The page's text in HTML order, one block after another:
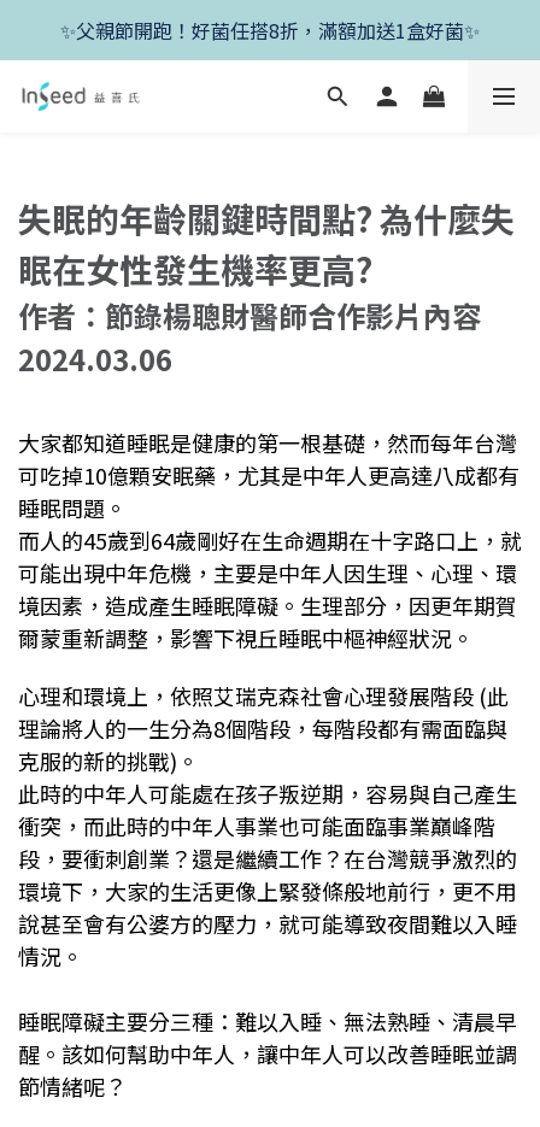
✨新朋友首單現折400+送1盒益生菌，滿額再享免運✨
✨父親節開跑！好菌任搭8折，滿額加送1盒好菌✨
✨新朋友首單現折400+送1盒益生菌，滿額再享免運✨
失眠的年齡關鍵時間點? 為什麼失
眠在女性發生機率更高?
作者：節錄楊聰財醫師合作影片內容
2024.03.06
大家都知道睡眠是健康的第一根基礎，然而每年台灣
可吃掉10億顆安眠藥，尤其是中年人更高達八成都有
睡眠問題。
而人的45歲到64歲剛好在生命週期在十字路口上，就
可能出現中年危機，主要是中年人因生理、心理、環
境因素，造成產生睡眠障礙。 生理部分，因更年期賀
爾蒙重新調整，影響下視丘睡眠中樞神經狀況。
心理和環境上，依照艾瑞克森社會心理發展階段 (此
理論將人的一生分為8個階段，每階段都有需面臨與
克服的新的挑戰)。
此時的中年人可能處在孩子叛逆期，容易與自己產生
衝突，而此時的中年人事業也可能面臨事業巔峰階
段，要衝刺創業？還是繼續工作？在台灣競爭激烈的
環境下，大家的生活更像上緊發條般地前行，更不用
說甚至會有公婆方的壓力，就可能導致夜間難以入睡
情況。
睡眠障礙主要分三種：難以入睡、無法熟睡、清晨早
醒。該如何幫助中年人，讓中年人可以改善睡眠並調
節情緒呢？